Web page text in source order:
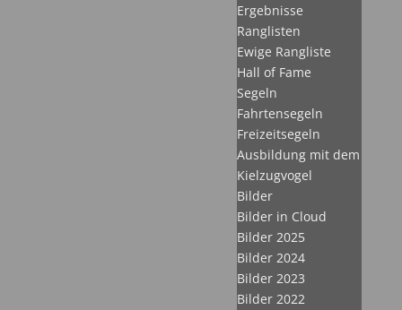
Ergebnisse
Ranglisten
Ewige Rangliste
Hall of Fame
Segeln
Fahrtensegeln
Freizeitsegeln
Ausbildung mit dem
Kielzugvogel
Bilder
Bilder in Cloud
Bilder 2025
Bilder 2024
Bilder 2023
Bilder 2022